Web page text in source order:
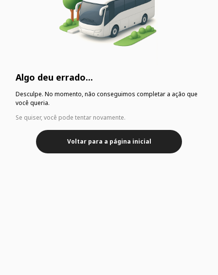
Algo deu errado...
Desculpe. No momento, não conseguimos completar a ação que
você queria.
Se quiser, você pode tentar novamente.
Voltar para a página inicial